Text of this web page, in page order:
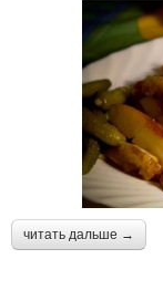
читать дальше →